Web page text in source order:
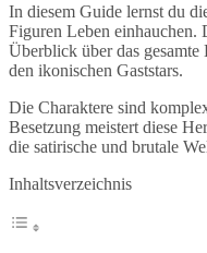
In diesem Guide lernst du
Figuren Leben einhauchen.
Überblick über das
den ikonischen Gaststars.
Die Charaktere sind
Besetzung meistert diese
die satirische und brutale
Inhaltsverzeichnis